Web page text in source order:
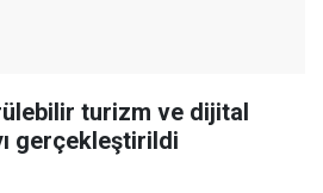
turizm ve dijital
gerçekleştirildi